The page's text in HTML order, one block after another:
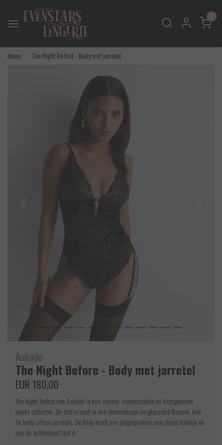
Home The Night Before - Body met jarretel
Aubade
The Night Before - Body met jarretel
EUR 180,00
The Night Before van Aubade is een zachte, comfortabele en lichtgewicht
velvet collectie. De stof is kant in een dierendessin en glanzend fluweel. Aan
de body zitten jarretels. De body heeft een uitgesproken sexy diepe halslijn en
aan de achterkant laat e